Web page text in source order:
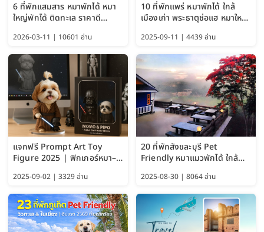
6 ที่พักแสมสาร หมาพักได้ หมา
ใหญ่พักได้ ติดทะเล ราคาดี
2026-03-11 | 10601 อ่าน
10 ที่พักแพร่ หมาพักได้ ใกล้
เมืองเก่า พระธาตุช่อแฮ หมาใหญ่
2025-09-11 | 4439 อ่าน
แจกฟรี Prompt Art Toy
Figure 2025 | ฟิกเกอร์หมา–
ChatGPT และ Gemini
2025-09-02 | 3329 อ่าน
20 ที่พักสังขละบุรี Pet
Friendly หมาแมวพักได้ ใกล้
2025-08-30 | 8064 อ่าน